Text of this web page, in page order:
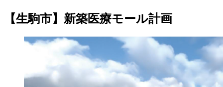
【生駒市】新築医療モール計画